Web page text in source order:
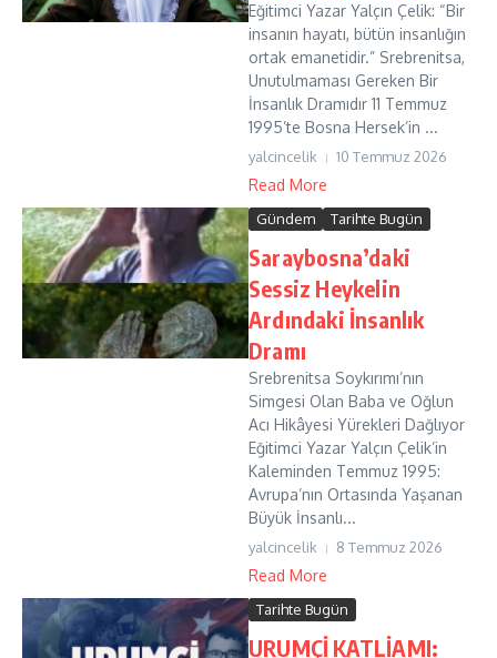
Eğitimci Yazar Yalçın Çelik: “Bir
insanın hayatı, bütün insanlığın
ortak emanetidir.” Srebrenitsa,
Unutulmaması Gereken Bir
İnsanlık Dramıdır 11 Temmuz
1995’te Bosna Hersek’in ...
yalcincelik 10 Temmuz 2026
Read More
Gündem Tarihte Bugün
Saraybosna’daki
Sessiz Heykelin
Ardındaki İnsanlık
Dramı
Srebrenitsa Soykırımı’nın
Simgesi Olan Baba ve Oğlun
Acı Hikâyesi Yürekleri Dağlıyor
Eğitimci Yazar Yalçın Çelik’in
Kaleminden Temmuz 1995:
Avrupa’nın Ortasında Yaşanan
Büyük İnsanlı...
yalcincelik 8 Temmuz 2026
Read More
Tarihte Bugün
URUMÇİ KATLİAMI: